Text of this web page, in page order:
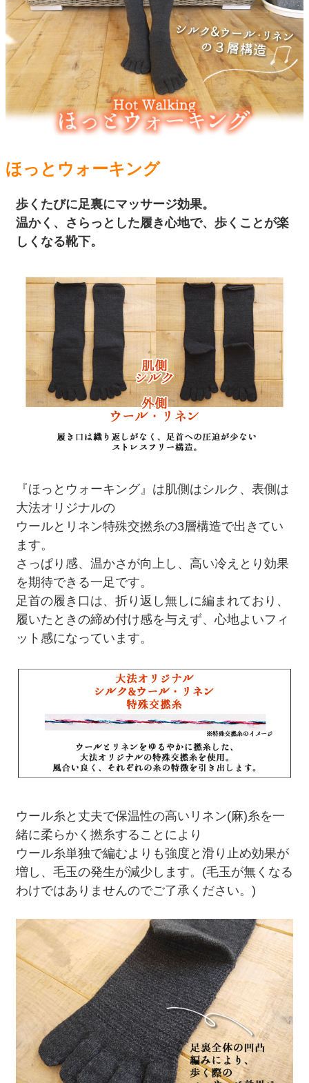
ほっとウォーキング
歩くたびに足裏にマッサージ効果。
温かく、さらっとした履き心地で、歩くことが楽
しくなる靴下。
『ほっとウォーキング』は肌側はシルク、表側は
大法オリジナルの
ウールとリネン特殊交撚糸の3層構造で出きてい
ます。
さっぱり感、温かさが向上し、高い冷えとり効果
を期待できる一足です。
足首の履き口は、折り返し無しに編まれており、
履いたときの締め付け感を与えず、心地よいフィ
ット感になっています。
ウール糸と丈夫で保温性の高いリネン(麻)糸を一
緒に柔らかく撚糸することにより
ウール糸単独で編むよりも強度と滑り止め効果が
増し、毛玉の発生が減少します。(毛玉が無くなる
わけではありませんのでご了承ください。)